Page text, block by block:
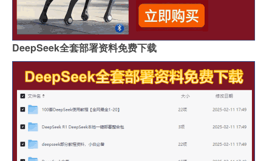
DeepSeek全套部署资料免费下载